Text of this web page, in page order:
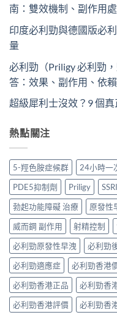
南：雙效機制、副作用
印度必利勁與德國版必
量
必利勁（Priligy 必利勁
答：效果、副作用、依
超級犀利士沒效？9 個
熱點關注
5-羥色胺症候群 24小時一
PDE5抑制劑
Priligy SSRI
勃起功能障礙 治療
原發性
威而鋼 副作用
射精控制
必利勁原發性早洩
必利勁
必利勁適應症
必利勁香港
必利勁香港正品
必利勁香
必利勁香港評價
必利勁香